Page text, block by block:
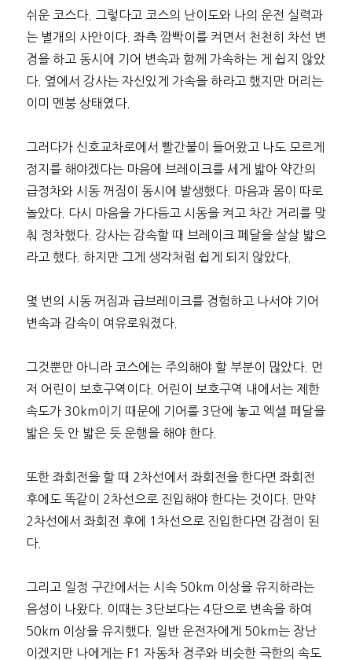
쉬운 코스다. 그렇다고 코스의 난이도와 나의 운전 실력과
는 별개의 사안이다. 좌측 깜빡이를 켜면서 천천히 차선 변
경을 하고 동시에 기어 변속과 함께 가속하는 게 쉽지 않았
다. 옆에서 강사는 자신있게 가속을 하라고 했지만 머리는
이미 멘붕 상태였다.
그러다가 신호교차로에서 빨간불이 들어왔고 나도 모르게
정지를 해야겠다는 마음에 브레이크를 세게 밟아 약간의
급정차와 시동 꺼짐이 동시에 발생했다. 마음과 몸이 따로
놀았다. 다시 마음을 가다듬고 시동을 켜고 차간 거리를 맞
춰 정차했다. 강사는 감속할 때 브레이크 페달을 살살 밟으
라고 했다. 하지만 그게 생각처럼 쉽게 되지 않았다.
몇 번의 시동 꺼짐과 급브레이크를 경험하고 나서야 기어
변속과 감속이 여유로워졌다.
그것뿐만 아니라 코스에는 주의해야 할 부분이 많았다. 먼
저 어린이 보호구역이다. 어린이 보호구역 내에서는 제한
속도가 30km이기 때문에 기어를 3단에 놓고 엑셀 페달을
밟은 듯 안 밟은 듯 운행을 해야 한다.
또한 좌회전을 할 때 2차선에서 좌회전을 한다면 좌회전
후에도 똑같이 2차선으로 진입해야 한다는 것이다. 만약
2차선에서 좌회전 후에 1차선으로 진입한다면 감점이 된
다.
그리고 일정 구간에서는 시속 50km 이상을 유지하라는
음성이 나왔다. 이때는 3단보다는 4단으로 변속을 하여
50km 이상을 유지했다. 일반 운전자에게 50km는 장난
이겠지만 나에게는 F1 자동차 경주와 비슷한 극한의 속도